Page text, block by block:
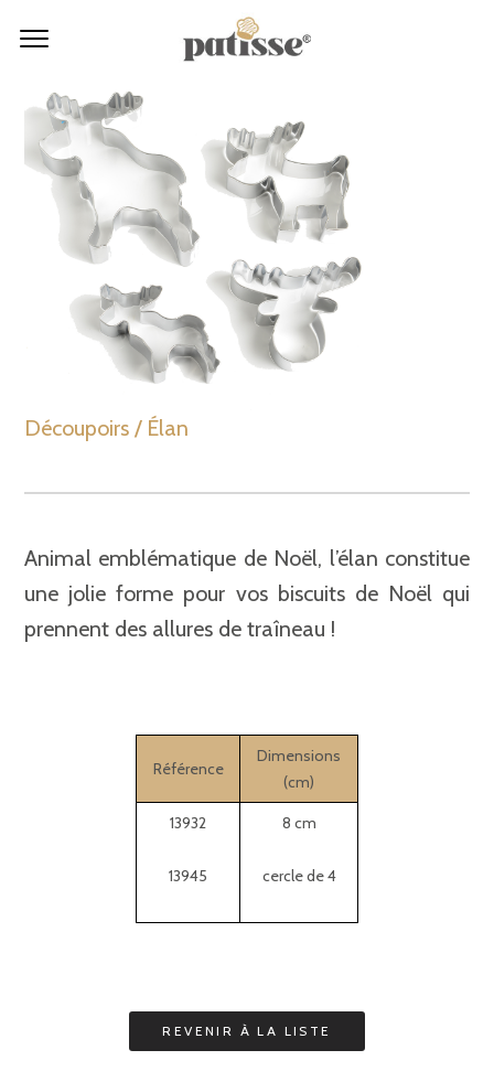
Découpoirs / Élan
Animal emblématique de Noël, l’élan constitue
une jolie forme pour vos biscuits de Noël qui
prennent des allures de traîneau !
Référence
Dimensions
(cm)
13932
13945
8 cm
cercle de 4